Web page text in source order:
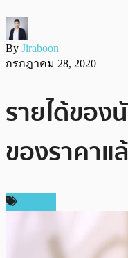
By Jiraboon
กรกฎาคม 28, 2020
รายได้ของ
ของราคาแ